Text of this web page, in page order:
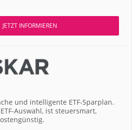
JETZT INFORMIEREN
und intelligente ETF-Sparplan.
Auswahl, ist steuersmart,